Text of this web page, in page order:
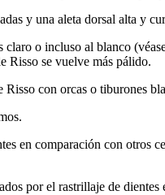
y una aleta dorsal alta y
o incluso al blanco
Risso se vuelve más pálido.
con orcas o tiburones
en comparación con otros
por el rastrillaje de